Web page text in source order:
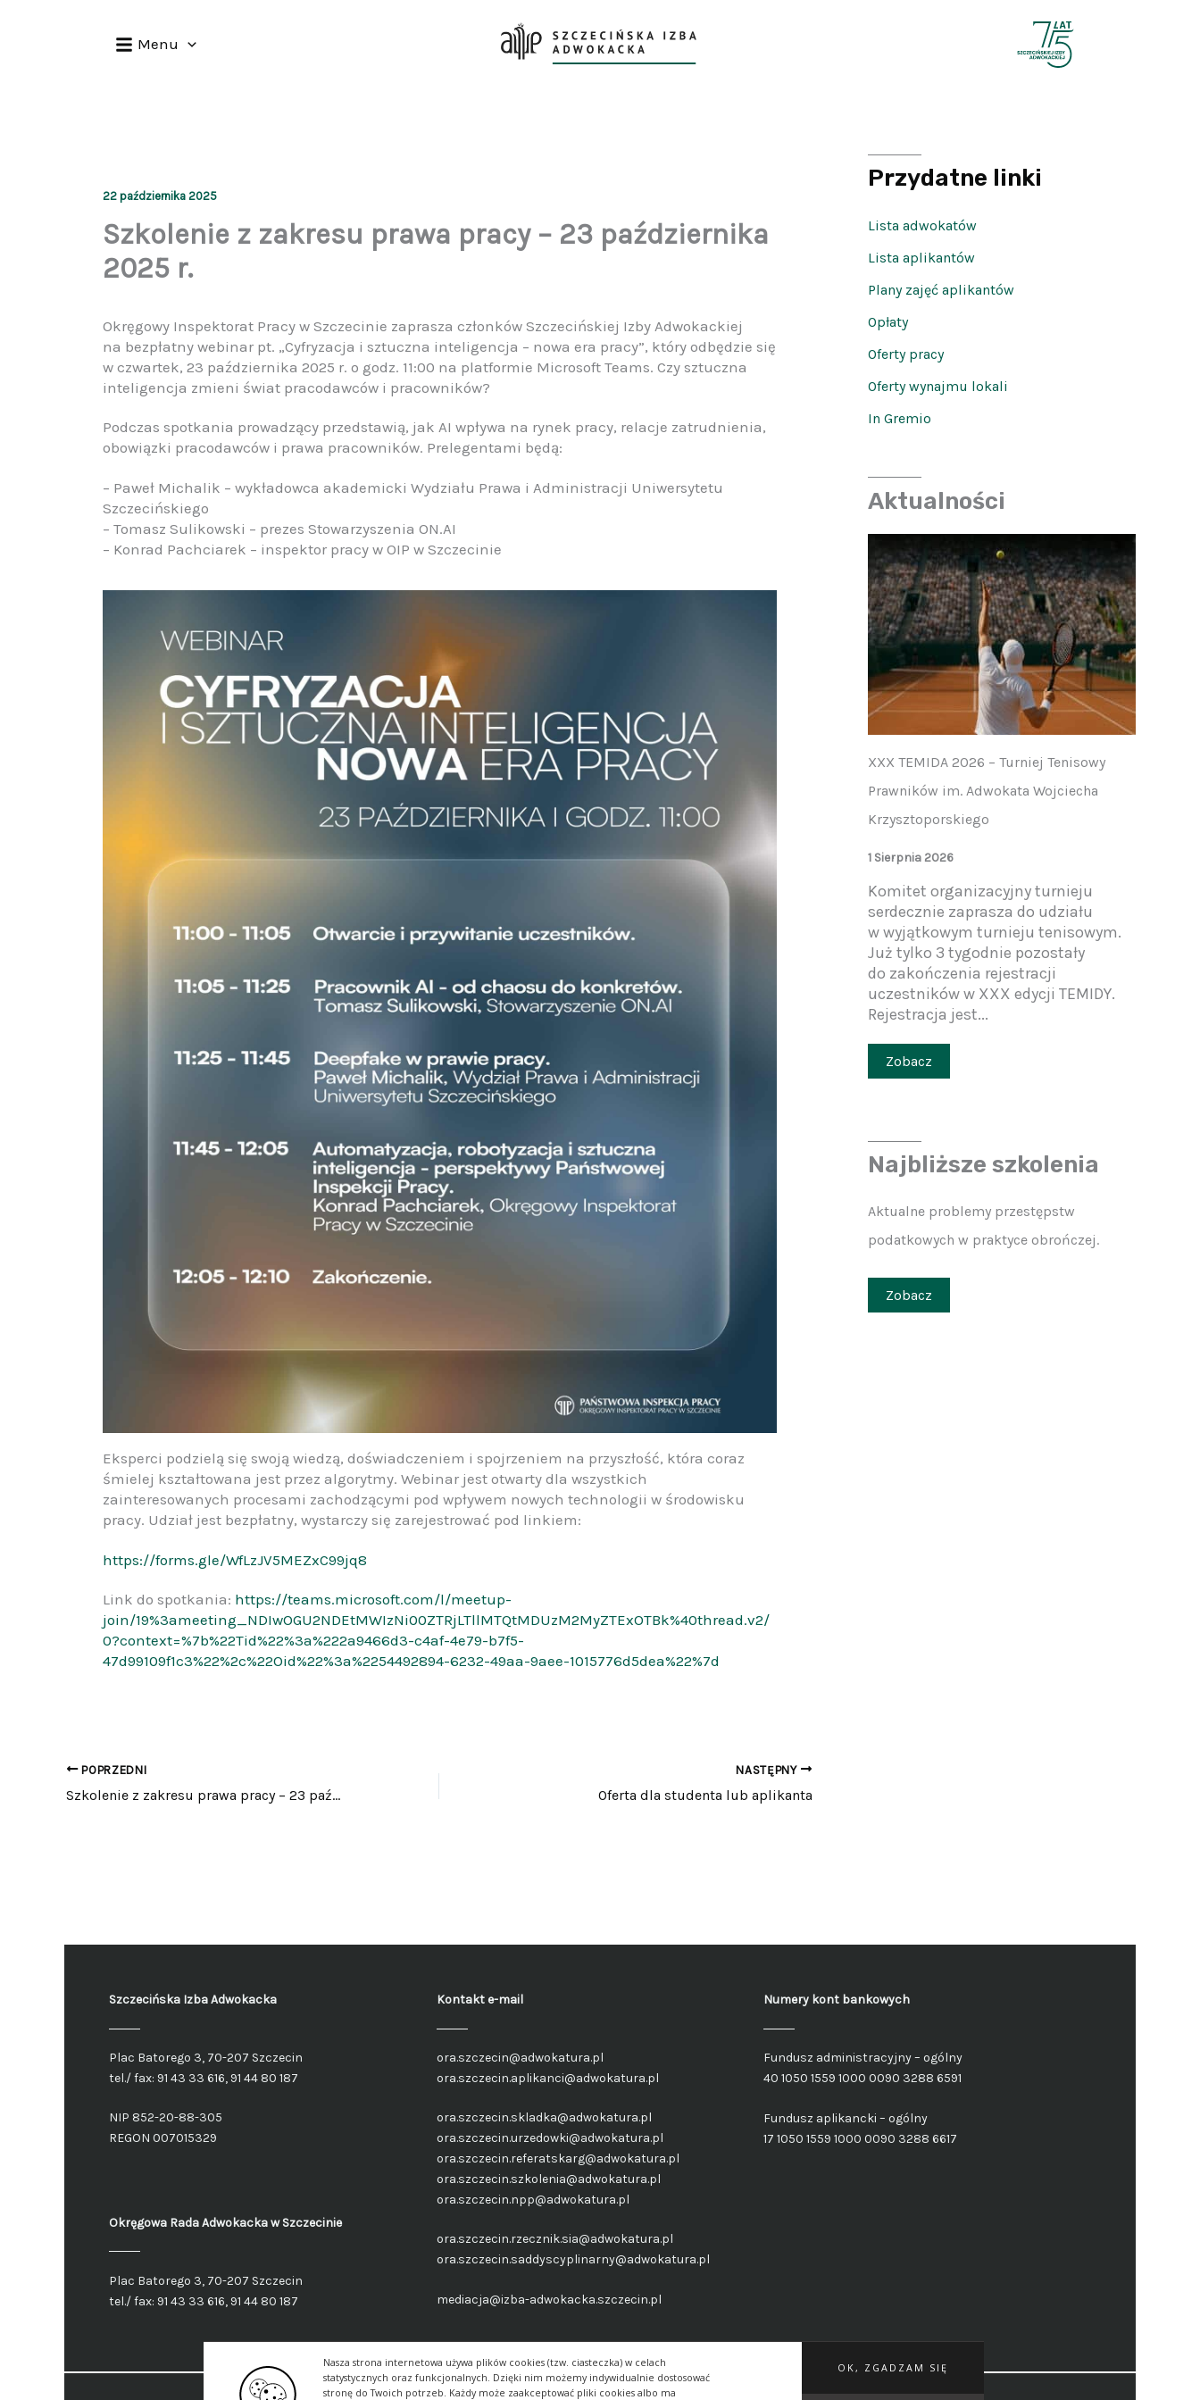
Nasza strona internetowa używa plików cookies (tzw. ciasteczka) w celach
statystycznych oraz funkcjonalnych. Dzięki nim możemy indywidualnie dostosować
stronę do Twoich potrzeb. Każdy może zaakceptować pliki cookies albo ma
OK, ZGADZAM SIĘ
Menu
22 października 2025
Szkolenie z zakresu prawa pracy – 23 października
2025 r.
Okręgowy Inspektorat Pracy w Szczecinie zaprasza członków Szczecińskiej Izby Adwokackiej
na bezpłatny webinar pt. „Cyfryzacja i sztuczna inteligencja – nowa era pracy”, który odbędzie się
w czwartek, 23 października 2025 r. o godz. 11:00 na platformie Microsoft Teams. Czy sztuczna
inteligencja zmieni świat pracodawców i pracowników?
Podczas spotkania prowadzący przedstawią, jak AI wpływa na rynek pracy, relacje zatrudnienia,
obowiązki pracodawców i prawa pracowników. Prelegentami będą:
– Paweł Michalik – wykładowca akademicki Wydziału Prawa i Administracji Uniwersytetu
Szczecińskiego
– Tomasz Sulikowski – prezes Stowarzyszenia ON.AI
– Konrad Pachciarek – inspektor pracy w OIP w Szczecinie
Eksperci podzielą się swoją wiedzą, doświadczeniem i spojrzeniem na przyszłość, która coraz
śmielej kształtowana jest przez algorytmy. Webinar jest otwarty dla wszystkich
zainteresowanych procesami zachodzącymi pod wpływem nowych technologii w środowisku
pracy. Udział jest bezpłatny, wystarczy się zarejestrować pod linkiem:
https://forms.gle/WfLzJV5MEZxC99jq8
Link do spotkania: https://teams.microsoft.com/l/meetup-
join/19%3ameeting_NDIwOGU2NDEtMWIzNi00ZTRjLTllMTQtMDUzM2MyZTExOTBk%40thread.v2/
0?context=%7b%22Tid%22%3a%222a9466d3-c4af-4e79-b7f5-
47d99109f1c3%22%2c%22Oid%22%3a%2254492894-6232-49aa-9aee-1015776d5dea%22%7d
POPRZEDNI
Szkolenie z zakresu prawa pracy – 23 października 2025
NASTĘPNY
Oferta dla studenta lub aplikanta
Przydatne linki
Lista adwokatów
Lista aplikantów
Plany zajęć aplikantów
Opłaty
Oferty pracy
Oferty wynajmu lokali
In Gremio
Aktualności
XXX TEMIDA 2026 – Turniej Tenisowy
Prawników im. Adwokata Wojciecha
Krzysztoporskiego
1 Sierpnia 2026
Komitet organizacyjny turnieju
serdecznie zaprasza do udziału
w wyjątkowym turnieju tenisowym.
Już tylko 3 tygodnie pozostały
do zakończenia rejestracji
uczestników w XXX edycji TEMIDY.
Rejestracja jest...
Zobacz
Najbliższe szkolenia
Aktualne problemy przestępstw
podatkowych w praktyce obrończej.
Zobacz
Szczecińska Izba Adwokacka
Plac Batorego 3, 70-207 Szczecin
tel./ fax: 91 43 33 616, 91 44 80 187
NIP 852-20-88-305
REGON 007015329
Okręgowa Rada Adwokackaw Szczecinie
Plac Batorego 3, 70-207 Szczecin
tel./ fax: 91 43 33 616, 91 44 80 187
Kontakt e-mail
ora.szczecin@adwokatura.pl
ora.szczecin.aplikanci@adwokatura.pl
ora.szczecin.skladka@adwokatura.pl
ora.szczecin.urzedowki@adwokatura.pl
ora.szczecin.referatskarg@adwokatura.pl
ora.szczecin.szkolenia@adwokatura.pl
ora.szczecin.npp@adwokatura.pl
ora.szczecin.rzecznik.sia@adwokatura.pl
ora.szczecin.saddyscyplinarny@adwokatura.pl
mediacja@izba-adwokacka.szczecin.pl
Numery kont bankowych
Fundusz administracyjny – ogólny
40 1050 1559 1000 0090 3288 6591
Fundusz aplikancki – ogólny
17 1050 1559 1000 0090 3288 6617